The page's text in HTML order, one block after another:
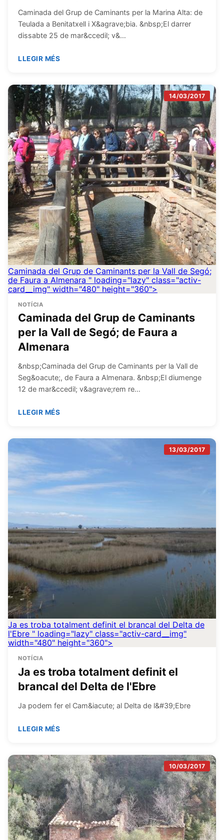
Caminada del Grup de Caminants per la Marina Alta: de
Teulada a Benitatxell i X&agrave;bia. &nbsp;El darrer
dissabte 25 de mar&ccedil; v&…
LLEGIR MÉS
Caminada del Grup de Caminants per la Vall de Segó;
de Faura a Almenara " loading="lazy" class="activ-
card__img" width="480" height="360">
14/03/2017
NOTÍCIA
Caminada del Grup de Caminants
per la Vall de Segó; de Faura a
Almenara
&nbsp;Caminada del Grup de Caminants per la Vall de
Seg&oacute;, de Faura a Almenara. &nbsp;El diumenge
12 de mar&ccedil; v&agrave;rem re…
LLEGIR MÉS
Ja es troba totalment definit el brancal del Delta de
l'Ebre " loading="lazy" class="activ-card__img"
width="480" height="360">
13/03/2017
NOTÍCIA
Ja es troba totalment definit el
brancal del Delta de l'Ebre
Ja podem fer el Cam&iacute; al Delta de l&#39;Ebre
LLEGIR MÉS
10/03/2017